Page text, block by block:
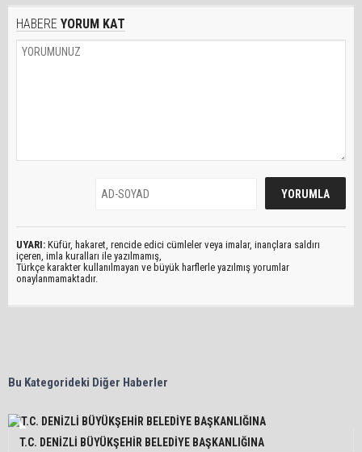
HABERE YORUM KAT
UYARI: Küfür, hakaret, rencide edici cümleler veya imalar, inançlara saldırı
içeren, imla kuralları ile yazılmamış,
Türkçe karakter kullanılmayan ve büyük harflerle yazılmış yorumlar
onaylanmamaktadır.
Bu Kategorideki Diğer Haberler
T.C. DENİZLİ BÜYÜKŞEHİR BELEDİYE BAŞKANLIĞINA